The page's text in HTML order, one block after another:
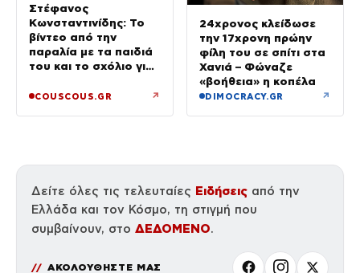
Στέφανος
Κωνσταντινίδης: Το
βίντεο από την
παραλία με τα παιδιά
του και το σχόλιο για
COUSCOUS.GR ↗
24χρονος κλείδωσε
την 17χρονη πρώην
φίλη του σε σπίτι στα
Χανιά – Φώναζε
«βοήθεια» η κοπέλα
DIMOCRACY.GR ↗
Δείτε όλες τις τελευταίες Ειδήσεις από την
Ελλάδα και τον Κόσμο, τη στιγμή που
συμβαίνουν, στο ΔΕΔΟΜΕΝΟ.
ΑΚΟΛΟΥΘΗΣΤΕ ΜΑΣ